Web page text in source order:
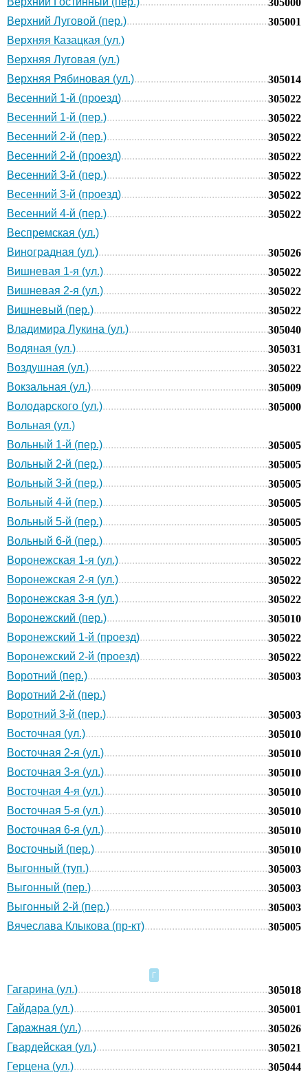
305000
Верхний Луговой (пер.)
305001
Верхняя Казацкая (ул.)
Верхняя Луговая (ул.)
Верхняя Рябиновая (ул.)
305014
Весенний 1-й (проезд)
305022
Весенний 1-й (пер.)
305022
Весенний 2-й (пер.)
305022
Весенний 2-й (проезд)
305022
Весенний 3-й (пер.)
305022
Весенний 3-й (проезд)
305022
Весенний 4-й (пер.)
305022
Веспремская (ул.)
Виноградная (ул.)
305026
Вишневая 1-я (ул.)
305022
Вишневая 2-я (ул.)
305022
Вишневый (пер.)
305022
Владимира Лукина (ул.)
305040
Водяная (ул.)
305031
Воздушная (ул.)
305022
Вокзальная (ул.)
305009
Володарского (ул.)
305000
Вольная (ул.)
Вольный 1-й (пер.)
305005
Вольный 2-й (пер.)
305005
Вольный 3-й (пер.)
305005
Вольный 4-й (пер.)
305005
Вольный 5-й (пер.)
305005
Вольный 6-й (пер.)
305005
Воронежская 1-я (ул.)
305022
Воронежская 2-я (ул.)
305022
Воронежская 3-я (ул.)
305022
Воронежский (пер.)
305010
Воронежский 1-й (проезд)
305022
Воронежский 2-й (проезд)
305022
Воротний (пер.)
305003
Воротний 2-й (пер.)
Воротний 3-й (пер.)
305003
Восточная (ул.)
305010
Восточная 2-я (ул.)
305010
Восточная 3-я (ул.)
305010
Восточная 4-я (ул.)
305010
Восточная 5-я (ул.)
305010
Восточная 6-я (ул.)
305010
Восточный (пер.)
305010
Выгонный (туп.)
305003
Выгонный (пер.)
305003
Выгонный 2-й (пер.)
305003
Вячеслава Клыкова (пр-кт)
305005
Г
Гагарина (ул.)
305018
Гайдара (ул.)
305001
Гаражная (ул.)
305026
Гвардейская (ул.)
305021
Герцена (ул.)
305044